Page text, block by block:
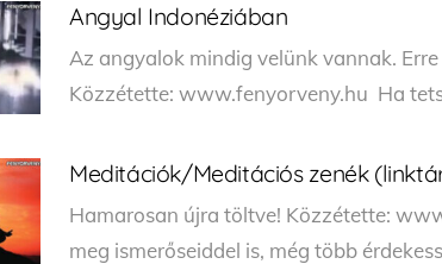
Angyal Indonéziában
Az angyalok mindig velünk vannak.
Közzétette: www.fenyorveny.hu Ha
Meditációk/Meditációs zenék
Hamarosan újra töltve! Közzétette:
meg ismerőseiddel is, még több